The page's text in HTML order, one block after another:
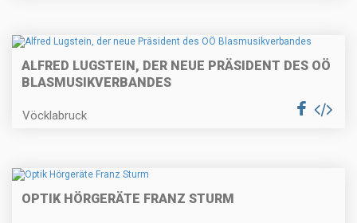
ALFRED LUGSTEIN, DER NEUE PRÄSIDENT DES OÖ
BLASMUSIKVERBANDES
Vöcklabruck
OPTIK HÖRGERÄTE FRANZ STURM